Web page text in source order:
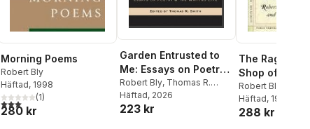
Morning Poems
Robert Bly
Häftad, 1998
3,0utav 5 stjärnor. Totalt antal röster:
(1)
280 kr
Garden Entrusted to
Me: Essays on Poetry
& the Writing Life
Robert Bly, Thomas R.
Smith
Häftad, 2026
223 kr
The Rag and
Shop of the
Robert Bly
Häftad, 1993
288 kr